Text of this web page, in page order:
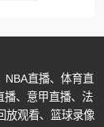
NBA直播、体育直
播、意甲直播、法
放观看、篮球录像